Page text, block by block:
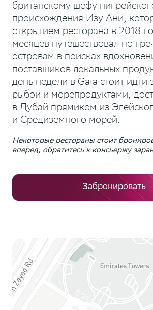
британскому шефу
происхождения Изу Ани,
открытием ресторана в 2018
месяцев путешествовал по
островам в поисках
поставщиков локальных
день недели в Gaia стоит идти
рыбой и морепродуктами,
в Дубай прямиком из
и Средиземного морей.
Некоторые рестораны стоит
вперед, обратитесь к консьержу
Забронировать